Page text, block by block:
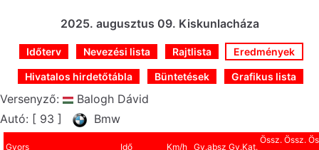
2025. augusztus 09. Kiskunlacháza
Időterv Nevezési lista Rajtlista Eredmények
Hivatalos hirdetőtábla Büntetések Grafikus lista
Versenyző:
Balogh Dávid
Autó: [ 93 ]
Bmw
Gyors Idő Km/h Gy.absz Gy.Kat.
Össz. Össz.